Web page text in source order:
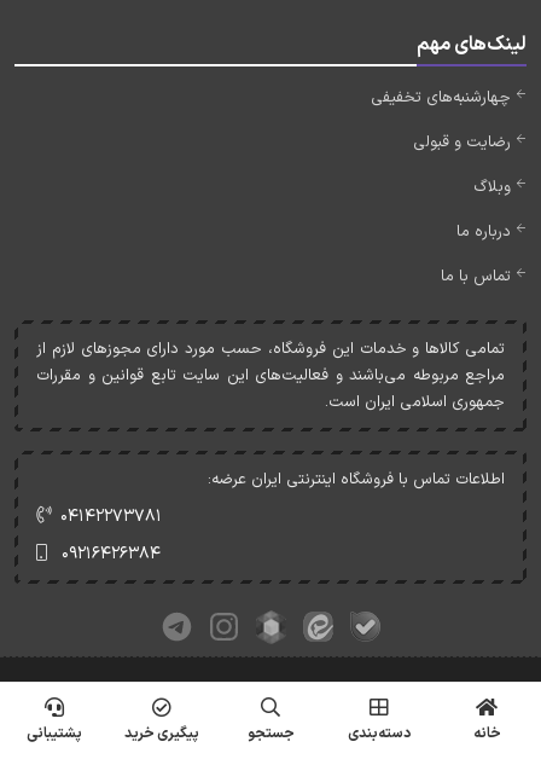
لینک‌های مهم
چهارشنبه‌های تخفیفی
رضایت و قبولی
وبلاگ
درباره ما
تماس با ما
تمامی کالاها و خدمات اين فروشگاه، حسب مورد دارای مجوزهای لازم از
مراجع مربوطه می‌باشند و فعاليت‌های اين سايت تابع قوانين و مقررات
جمهوری اسلامی ايران است.
اطلاعات تماس با فروشگاه اینترنتی ایران عرضه:
۰۴۱۴۲۲۷۳۷۸۱
۰۹۲۱۶۴۲۶۳۸۴
خانه دسته‌بندی جستجو پیگیری خرید پشتیبانی